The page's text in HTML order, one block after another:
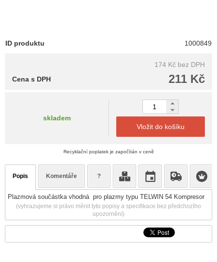
ID produktu 1000849
174 Kč bez DPH
211 Kč
Cena s DPH
skladem
Vložit do košíku
Recyklační poplatek je započítán v ceně
Popis Komentáře ?
Plazmová součástka vhodná pro plazmy typu TELWIN 54 Kompresor
(vyhrazujeme si právo měnit tyto popisy a specifikace bez předchozího
upozornění)